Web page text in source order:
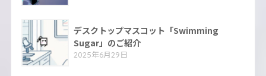
デスクトップマスコット「Swimming
Sugar」のご紹介
2025年6月29日